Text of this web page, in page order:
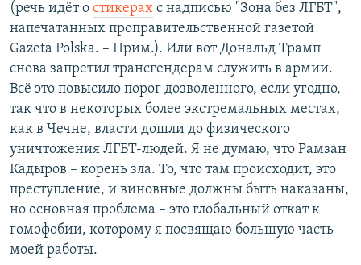
(речь идёт о стикерах с надписью "Зона без ЛГБТ",
напечатанных проправительственной газетой
Gazeta Polska. – Прим.). Или вот Дональд Трамп
снова запретил трансгендерам служить в армии.
Всё это повысило порог дозволенного, если угодно,
так что в некоторых более экстремальных местах,
как в Чечне, власти дошли до физического
уничтожения ЛГБТ-людей. Я не думаю, что Рамзан
Кадыров – корень зла. То, что там происходит, это
преступление, и виновные должны быть наказаны,
но основная проблема – это глобальный откат к
гомофобии, которому я посвящаю большую часть
моей работы.